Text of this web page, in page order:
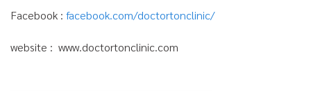
Facebook : facebook.com/doctortonclinic/
website : www.doctortonclinic.com